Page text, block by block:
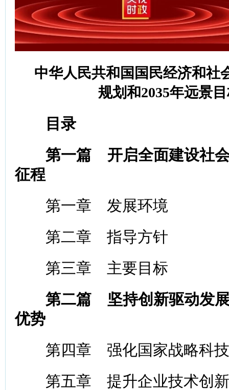
中华人民共和国国民经济和社
规划和2035年远景
目录
第一篇 开启全面建设社
征程
第一章 发展环境
第二章 指导方针
第三章 主要目标
第二篇 坚持创新驱动发
优势
第四章 强化国家战略科技
第五章 提升企业技术创新